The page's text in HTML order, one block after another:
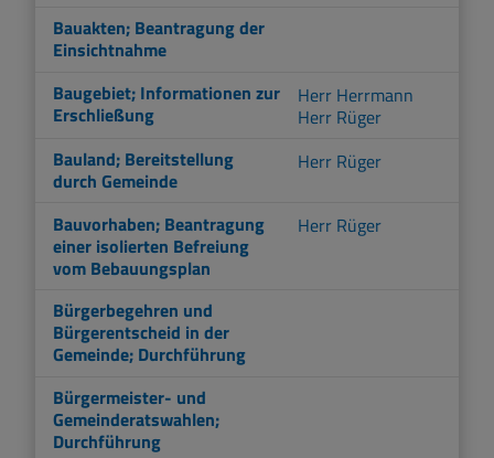
Bauakten; Beantragung der
Einsichtnahme
Baugebiet; Informationen zur
Erschließung
Herr Herrmann
Herr Rüger
Bauland; Bereitstellung
durch Gemeinde
Herr Rüger
Bauvorhaben; Beantragung
einer isolierten Befreiung
vom Bebauungsplan
Herr Rüger
Bürgerbegehren und
Bürgerentscheid in der
Gemeinde; Durchführung
Bürgermeister- und
Gemeinderatswahlen;
Durchführung